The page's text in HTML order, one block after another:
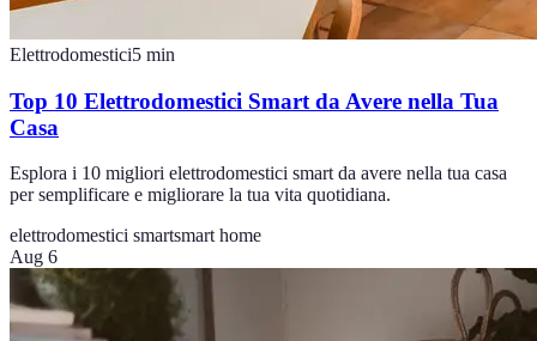
Elettrodomestici5 min
Top 10 Elettrodomestici Smart da Avere nella Tua
Casa
Esplora i 10 migliori elettrodomestici smart da avere nella tua casa
per semplificare e migliorare la tua vita quotidiana.
elettrodomestici smartsmart home
Aug 6